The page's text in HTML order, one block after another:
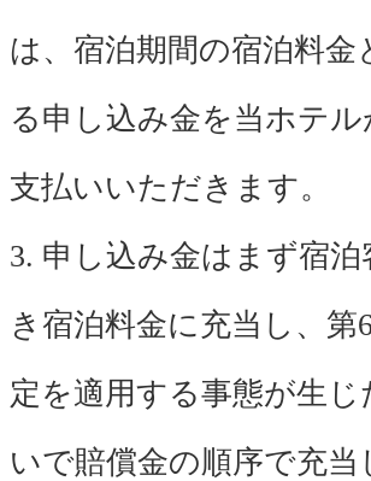
は、宿泊期間の宿泊料
る申し込み金を当ホテ
支払いいただきます。
3. 申し込み金はまず宿
き宿泊料金に充当し、
定を適用する事態が生
いで賠償金の順序で充